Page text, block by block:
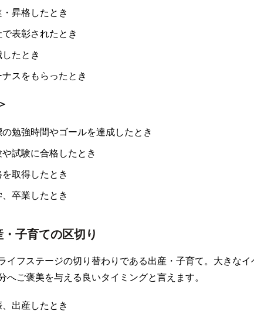
・昇格したとき
で表彰されたとき
たとき
ナスをもらったとき
の勉強時間やゴールを達成したとき
や試験に合格したとき
を取得したとき
、卒業したとき
・子育ての区切り
イフステージの切り替わりである出産・子育て。大きな
へご褒美を与える良いタイミングと言えます。
、出産したとき